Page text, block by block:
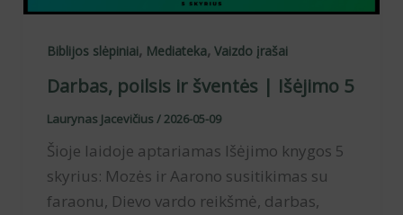
Biblijos slėpiniai, Mediateka, Vaizdo įrašai
Darbas, poilsis ir šventės | Išėjimo 5
Laurynas Jacevičius /2026-05-09
Šioje laidoje aptariamas Išėjimo knygos 5
skyrius: Mozės ir Aarono susitikimas su
faraonu, Dievo vardo reikšmė, darbas,